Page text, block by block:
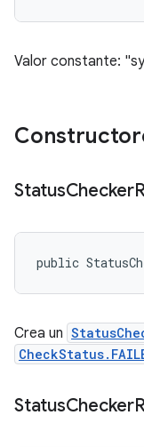
Valor constante:
StatusChecker
public
Crea un
StatusChecker